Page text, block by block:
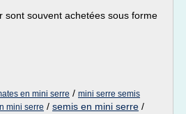
sont souvent achetées sous forme
en mini serre / mini serre semis
mini serre / semis en mini serre /